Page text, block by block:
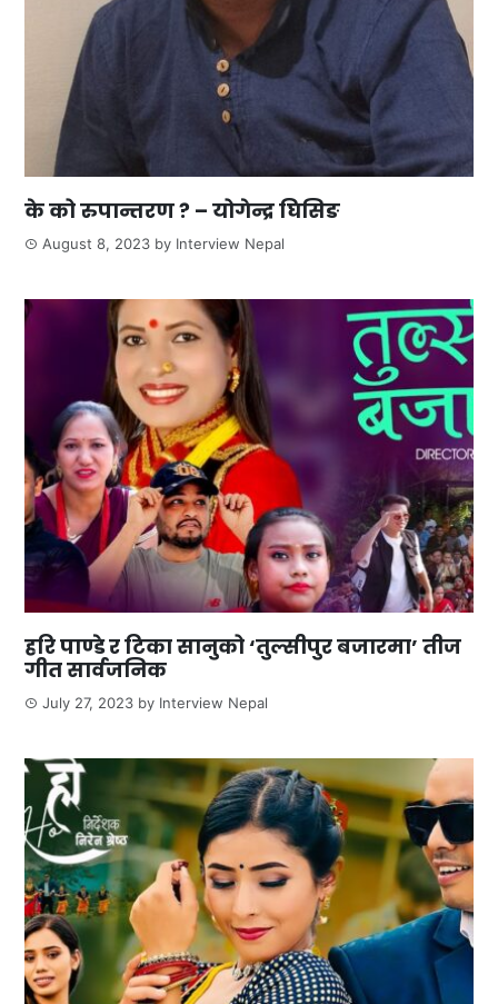
के को रुपान्तरण ? – योगेन्द्र घिसिङ
August 8, 2023 by Interview Nepal
हरि पाण्डे र टिका सानुको ‘तुल्सीपुर बजारमा’ तीज
गीत सार्वजनिक
July 27, 2023 by Interview Nepal